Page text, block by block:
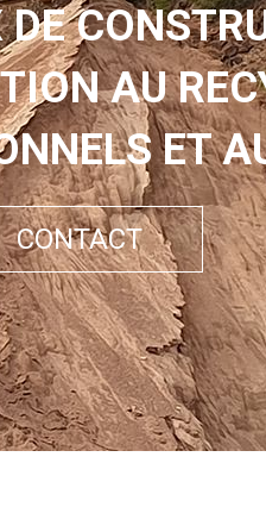
AU
ET
CONTACT